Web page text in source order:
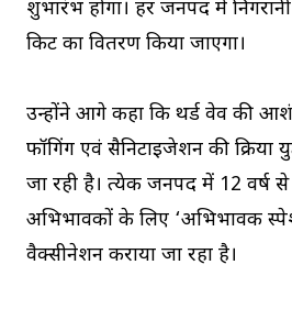
शुभारंभ होगा। हर जनपद में निगरानी
किट का वितरण किया जाएगा।
उन्होंने आगे कहा कि थर्ड वेव की
फॉगिंग एवं सैनिटाइजेशन की
जा रही है। प्रत्येक जनपद में 12
अभिभावकों के लिए ‘अभिभावक
वैक्सीनेशन कराया जा रहा है।